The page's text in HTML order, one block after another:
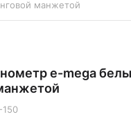
Аксессуары для
Дерматоскопы
манжетой
e-mega
150